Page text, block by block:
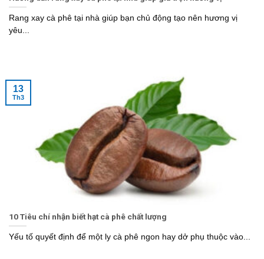
Rang xay cà phê tại nhà giúp bạn chủ động tạo nên hương vị
yêu...
10 Tiêu chí nhận biết hạt cà phê chất lượng
Yếu tố quyết định để một ly cà phê ngon hay dở phụ thuộc vào...
13
Th3